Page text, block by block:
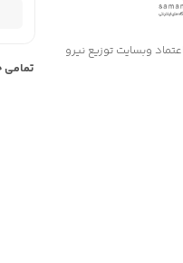
وبسایت توزیع نیرو
تمامی